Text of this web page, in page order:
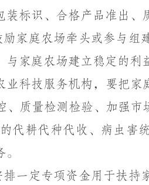
标识、合格产品准出、
励家庭农场牵头或参与组
家庭农场建立稳定的利
业科技服务机构，要把
质量检测检验、加强
代耕代种代收、病虫害
排一定专项资金用于扶持